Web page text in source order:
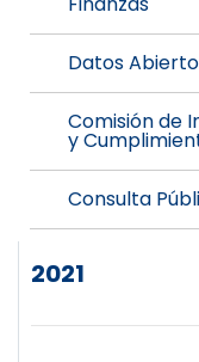
Datos
Comisión de
y
Consulta
2021